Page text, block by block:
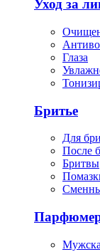
Уход за
Глаза
Бритье
Для
После
Бритвы